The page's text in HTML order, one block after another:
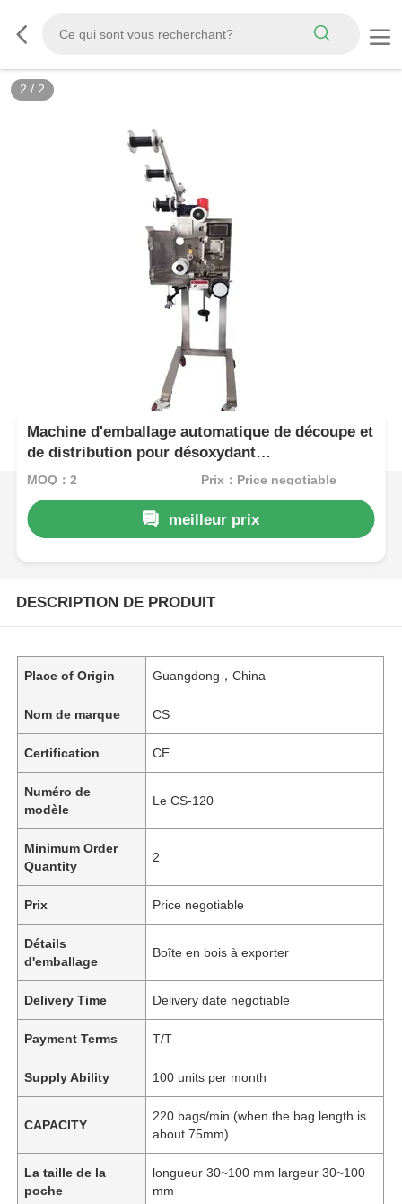
2 / 2
Machine d'emballage automatique de découpe et
de distribution pour désoxydant
d'assaisonnement machine de livraison de colis
MOQ：2 Prix：Price negotiable
meilleur prix
DESCRIPTION DE PRODUIT
Place of Origin Guangdong，China
Nom de marque CS
Certification CE
Numéro de
modèle
Le CS-120
Minimum Order
Quantity
2
Prix Price negotiable
Détails
d'emballage
Boîte en bois à exporter
Delivery Time Delivery date negotiable
Payment Terms T/T
Supply Ability 100 units per month
CAPACITY
220 bags/min (when the bag length is
about 75mm)
La taille de la
poche
longueur 30~100 mm largeur 30~100
mm